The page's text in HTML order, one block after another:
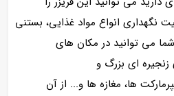
نگهداری انواع مواد غذایی، بستنی
می توانید در مکان های
ای بزرگ و
ها، مغازه ها و... از آن